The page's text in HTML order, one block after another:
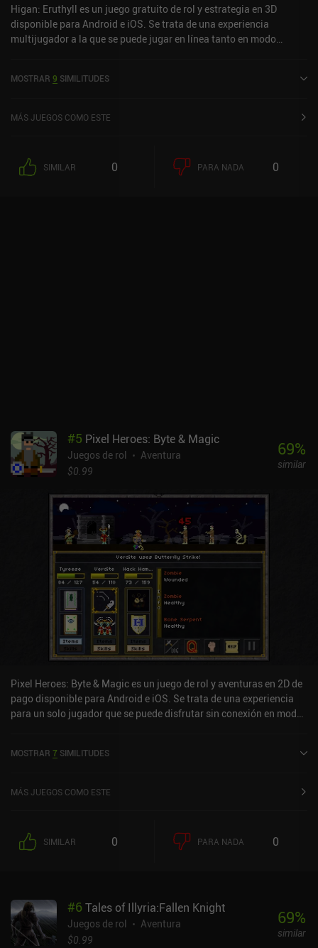
menos grind y más pulidos en el mercado.
Higan: Eruthyll es un juego gratuito de rol y estrategia en 3D
disponible para Android e iOS. Se trata de una experiencia
multijugador a la que se puede jugar en línea tanto en modo
sobre 5,0 en Google Play y de 3,4 sobre 5,0 en la App Store de iOS.
MOSTRAR 9 SIMILITUDES
MÁS JUEGOS COMO ESTE
SIMILAR 0 PARA NADA 0
#5 Pixel Heroes: Byte & Magic
Juegos de rol
Aventura
$0.99
69%
similar
Pixel Heroes: Byte & Magic es un juego de rol y aventuras en 2D de
pago disponible para Android e iOS. Se trata de una experiencia
para un solo jugador que se puede disfrutar sin conexión en modo
marzo de 2015 y tiene actualmente una puntuación de 3,8 sobre
MOSTRAR 7 SIMILITUDES
MÁS JUEGOS COMO ESTE
SIMILAR 0 PARA NADA 0
#6Tales of Illyria:Fallen Knight
Juegos de rol
Aventura
$0.99
69%
similar